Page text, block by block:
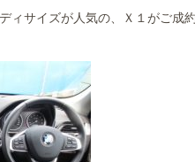
ィサイズが人気の、Ｘ１がご成